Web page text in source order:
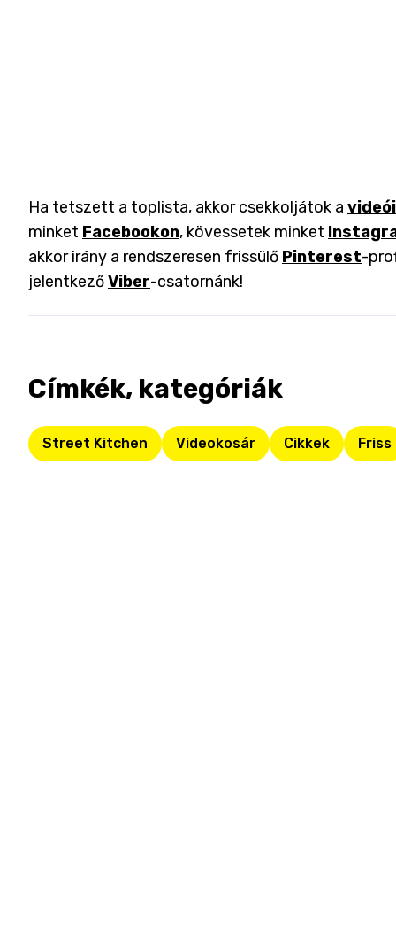
Ha tetszett a toplista, akkor csekkoljátok a
minket Facebookon, kövessetek minket
akkor irány a rendszeresen frissülő Pinterest-
jelentkezőViber-csatornánk!
Címkék, kategóriák
Street Kitchen Videokosár Cikkek Friss